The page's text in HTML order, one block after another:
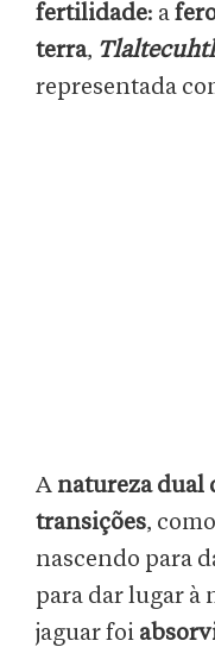
fertilidade: a
terra,
representada
A natureza dual
transições,
nascendo para
para dar lugar à
jaguar foi